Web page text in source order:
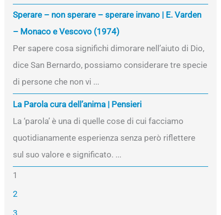
Sperare – non sperare – sperare invano | E. Varden
– Monaco e Vescovo (1974)
Per sapere cosa significhi dimorare nell’aiuto di Dio,
dice San Bernardo, possiamo considerare tre specie
di persone che non vi ...
La Parola cura dell’anima | Pensieri
La ‘parola’ è una di quelle cose di cui facciamo
quotidianamente esperienza senza però riflettere
sul suo valore e significato. ...
1
2
3